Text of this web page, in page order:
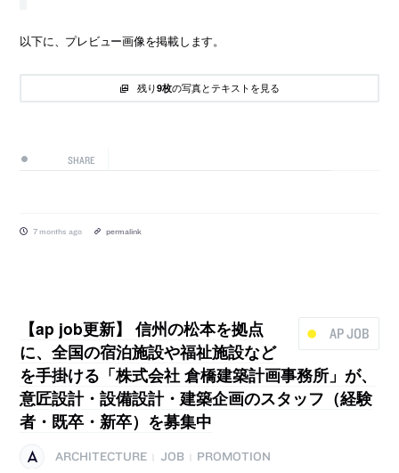
以下に、プレビュー画像を掲載します。
残り9枚の写真とテキストを見る
SHARE
7 months ago permalink
AP JOB
【ap job更新】 信州の松本を拠点
に、全国の宿泊施設や福祉施設など
を手掛ける「株式会社 倉橋建築計画事務所」が、
意匠設計・設備設計・建築企画のスタッフ（経験
者・既卒・新卒）を募集中
ARCHITECTURE JOB
PROMOTION